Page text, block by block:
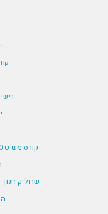
קורס משיט 60 (רישיון סקיפר בינלאומי) |
שרוליק